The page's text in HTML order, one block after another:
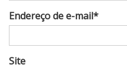
Endereço de e-mail*
Site